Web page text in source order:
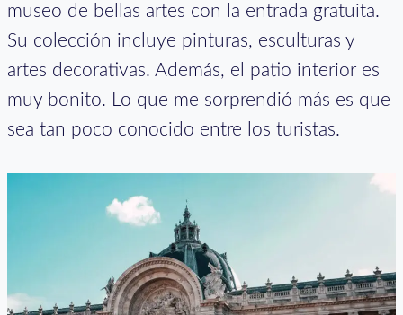
museo de bellas artes con la entrada gratuita.
Su colección incluye pinturas, esculturas y
artes decorativas. Además, el patio interior es
muy bonito. Lo que me sorprendió más es que
sea tan poco conocido entre los turistas.